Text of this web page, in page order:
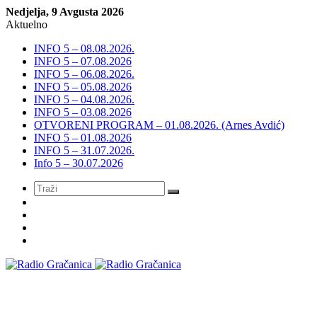
Nedjelja, 9 Avgusta 2026
Aktuelno
INFO 5 – 08.08.2026.
INFO 5 – 07.08.2026
INFO 5 – 06.08.2026.
INFO 5 – 05.08.2026
INFO 5 – 04.08.2026.
INFO 5 – 03.08.2026
OTVORENI PROGRAM – 01.08.2026. (Arnes Avdić)
INFO 5 – 01.08.2026
INFO 5 – 31.07.2026.
Info 5 – 30.07.2026
Meni